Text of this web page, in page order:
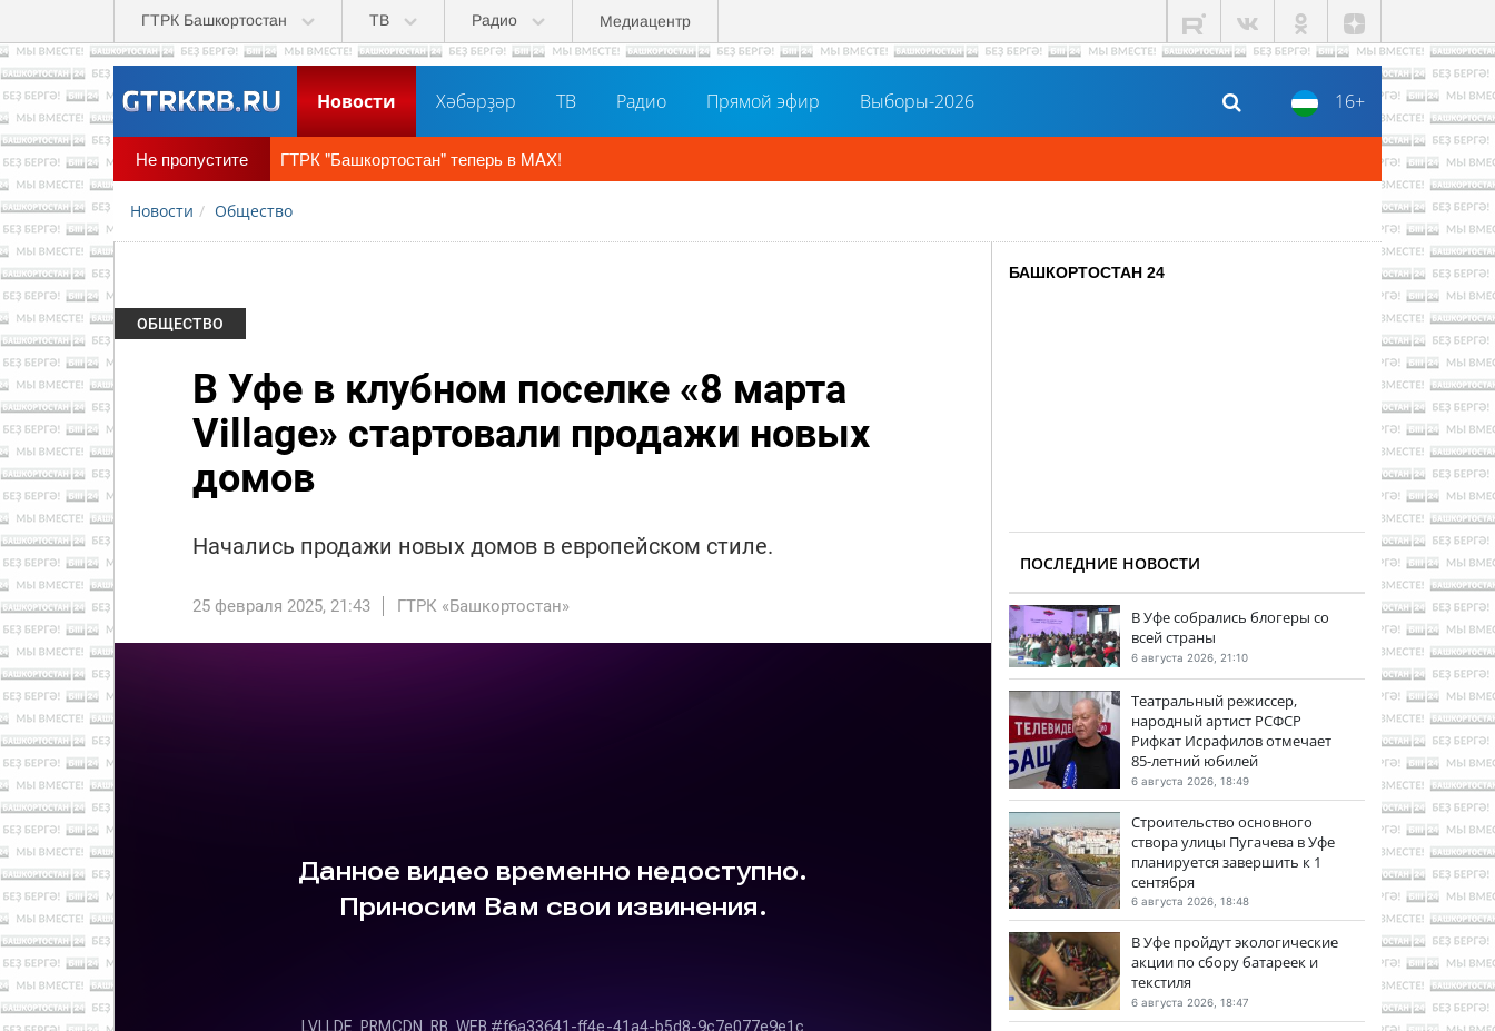
Перейти к основному содержанию
ГТРК Башкортостан ТВ Радио Медиацентр
16+
Новости Хәбәрҙәр ТВ Радио Прямой эфир Выборы-2026
Новости Общество
ОБЩЕСТВО
В Уфе в клубном поселке «8 марта
Village» стартовали продажи новых
домов
Начались продажи новых домов в европейском стиле.
25 февраля 2025, 21:43 ГТРК «Башкортостан»
БАШКОРТОСТАН 24
ПОСЛЕДНИЕ НОВОСТИ
В Уфе собрались блогеры со
всей страны
6 августа 2026, 21:10
Театральный режиссер,
народный артист РСФСР
Рифкат Исрафилов отмечает
85-летний юбилей
6 августа 2026, 18:49
Строительство основного
створа улицы Пугачева в Уфе
планируется завершить к 1
сентября
6 августа 2026, 18:48
В Уфе пройдут экологические
акции по сбору батареек и
текстиля
6 августа 2026, 18:47